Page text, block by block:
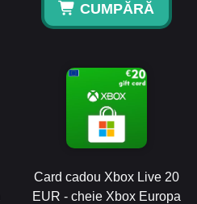
CUMPĂRĂ
Card cadou Xbox Live 20
EUR - cheie Xbox Europa